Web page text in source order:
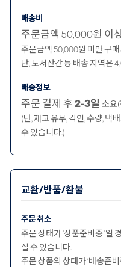
배송비
주문금액 50,000원 이
주문금액 50,000원 미만 구
단, 도서산간 등 배송 지역은
배송정보
주문 결제 후2-3일 소요
(단, 재고 유무, 각인, 수량, 택
수 있습니다.)
교환/반품/환불
주문 취소
주문 상태가 '상품준비중 '일
실 수 있습니다.
주문 상품의 상태가 ‘배송준비